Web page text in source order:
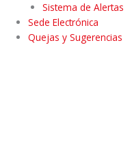
Sistema de Alertas
Sede Electrónica
Quejas y Sugerencias